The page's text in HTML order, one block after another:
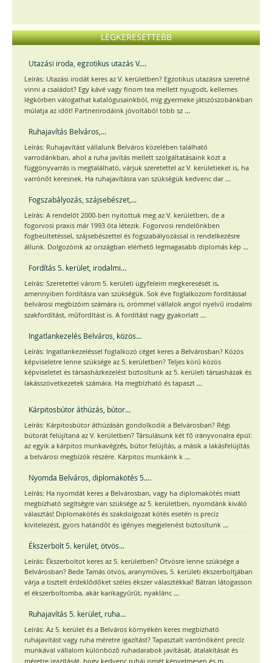
LEGKERESETTEBB
Utazási iroda, egzotikus utazás V....
Leírás: Utazási irodát keres az V. kerületben? Egzotikus utazásra szeretné
vinni a családot? Egy kávé vagy finom tea mellett nyugodt, kellemes
légkörben válogathat katalógusainkból, míg gyermeke játszószobánkban
múlatja az időt! Partnerirodáink jóvoltából több sz ...
Ruhajavítás Belváros,...
Leírás: Ruhajavítást vállalunk Belváros közelében található
varrodánkban, ahol a ruha javítás mellett szolgáltatásaink közt a
függönyvarrás is megtalálható, várjuk szeretettel az V. kerületieket is, ha
varrónőt keresnek. Ha ruhajavításra van szükségük kedvenc dar...
Fogszabályozás, szájsebészet,...
Leírás: A rendelőt 2000-ben nyitottuk meg az V. kerületben, de a
fogorvosi praxis már 1993 óta létezik. Fogorvosi rendelőnkben
fogbeültetéssel, szájsebészettel és fogszabályozással is rendelkezésre
állunk. Dolgozóink az országban elérhető legmagasabb diplomás kép ...
Fordítás 5. kerület, irodalmi...
Leírás: Szeretettel várom 5. kerületi ügyfeleim megkeresését is,
amennyiben fordításra van szükségük. Sok éve foglalkozom fordítással
belvárosi megbízóim számára is, örömmel vállalok angol nyelvű irodalmi
szakfordítást, műfordítást is. A fordítást nagy gyakorlatt ...
Ingatlankezelés Belváros, közös...
Leírás: Ingatlankezeléssel foglalkozó céget keres a Belvárosban? Közös
képviseletre lenne szüksége az 5. kerületben? Teljes körű közös
képviseletet és társasházkezelést biztosítunk az 5. kerületi társasházak és
lakásszövetkezetek számára. Ha megbízható és tapaszt ...
Kárpitosbútor áthúzás, bútor...
Leírás: Kárpitosbútor áthúzásán gondolkodik a Belvárosban? Régi
bútorát felújítaná az V. kerületben? Társulásunk két fő irányvonalra épül:
az egyik a kárpitos munkavégzés, bútor felújítás, a másik a lakásfelújítás
a belvárosi megbízók részére. Kárpitos munkáink k ...
Nyomda Belváros, diplomakötés 5....
Leírás: Ha nyomdát keres a Belvárosban, vagy ha diplomakötés miatt
megbízható segítségre van szüksége az 5. kerületben, nyomdánk kiváló
választás! Diplomakötés és szakdolgozat kötés esetén is precíz
kivitelezést, gyors határidőt és igényes megjelenést biztosítunk ...
Ékszerbolt 5. kerület, ötvös...
Leírás: Ékszerboltot keres az 5. kerületben? Ötvösre lenne szüksége a
Belvárosban? Bede Tamás ötvös, aranyműves, 5. kerületi ékszerboltjában
várja a tisztelt érdeklődőket széles ékszer választékkal! Bátran látogasson
el ékszerboltomba, akár karikagyűrűt, nyaklánc ...
Ruhajavítás 5. kerület, ruha...
Leírás: Az 5. kerület és a Belváros környékén keres megbízható
ruhajavítást vagy ruha méretre igazítást? Tapasztalt varrónőként precíz
munkával vállalom különböző ruhadarabok javítását, átalakítását és
...